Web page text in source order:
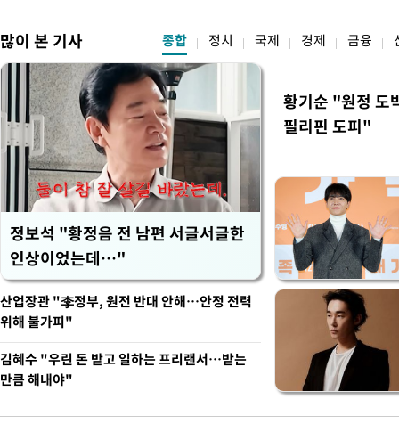
많이 본 기사 종합 정치 국제 경제 금융
정보석 "황정음 전 남편 서글서글한
인상이었는데…"
황기순 "원정 도
필리핀 도피"
산업장관 "李정부, 원전 반대 안해…안정 전력
위해 불가피"
김혜수 "우린 돈 받고 일하는 프리랜서…받는
만큼 해내야"